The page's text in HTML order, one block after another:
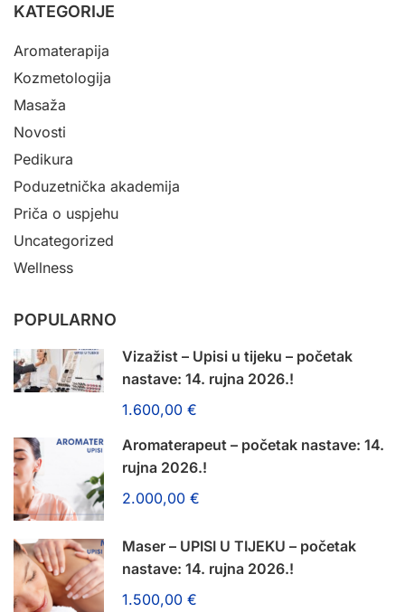
KATEGORIJE
Aromaterapija
Kozmetologija
Masaža
Novosti
Pedikura
Poduzetnička akademija
Priča o uspjehu
Uncategorized
Wellness
POPULARNO
Vizažist – Upisi u tijeku – početak
nastave: 14. rujna 2026.!
1.600,00 €
Aromaterapeut – početak nastave: 14.
rujna 2026.!
2.000,00 €
Maser – UPISI U TIJEKU – početak
nastave: 14. rujna 2026.!
1.500,00 €